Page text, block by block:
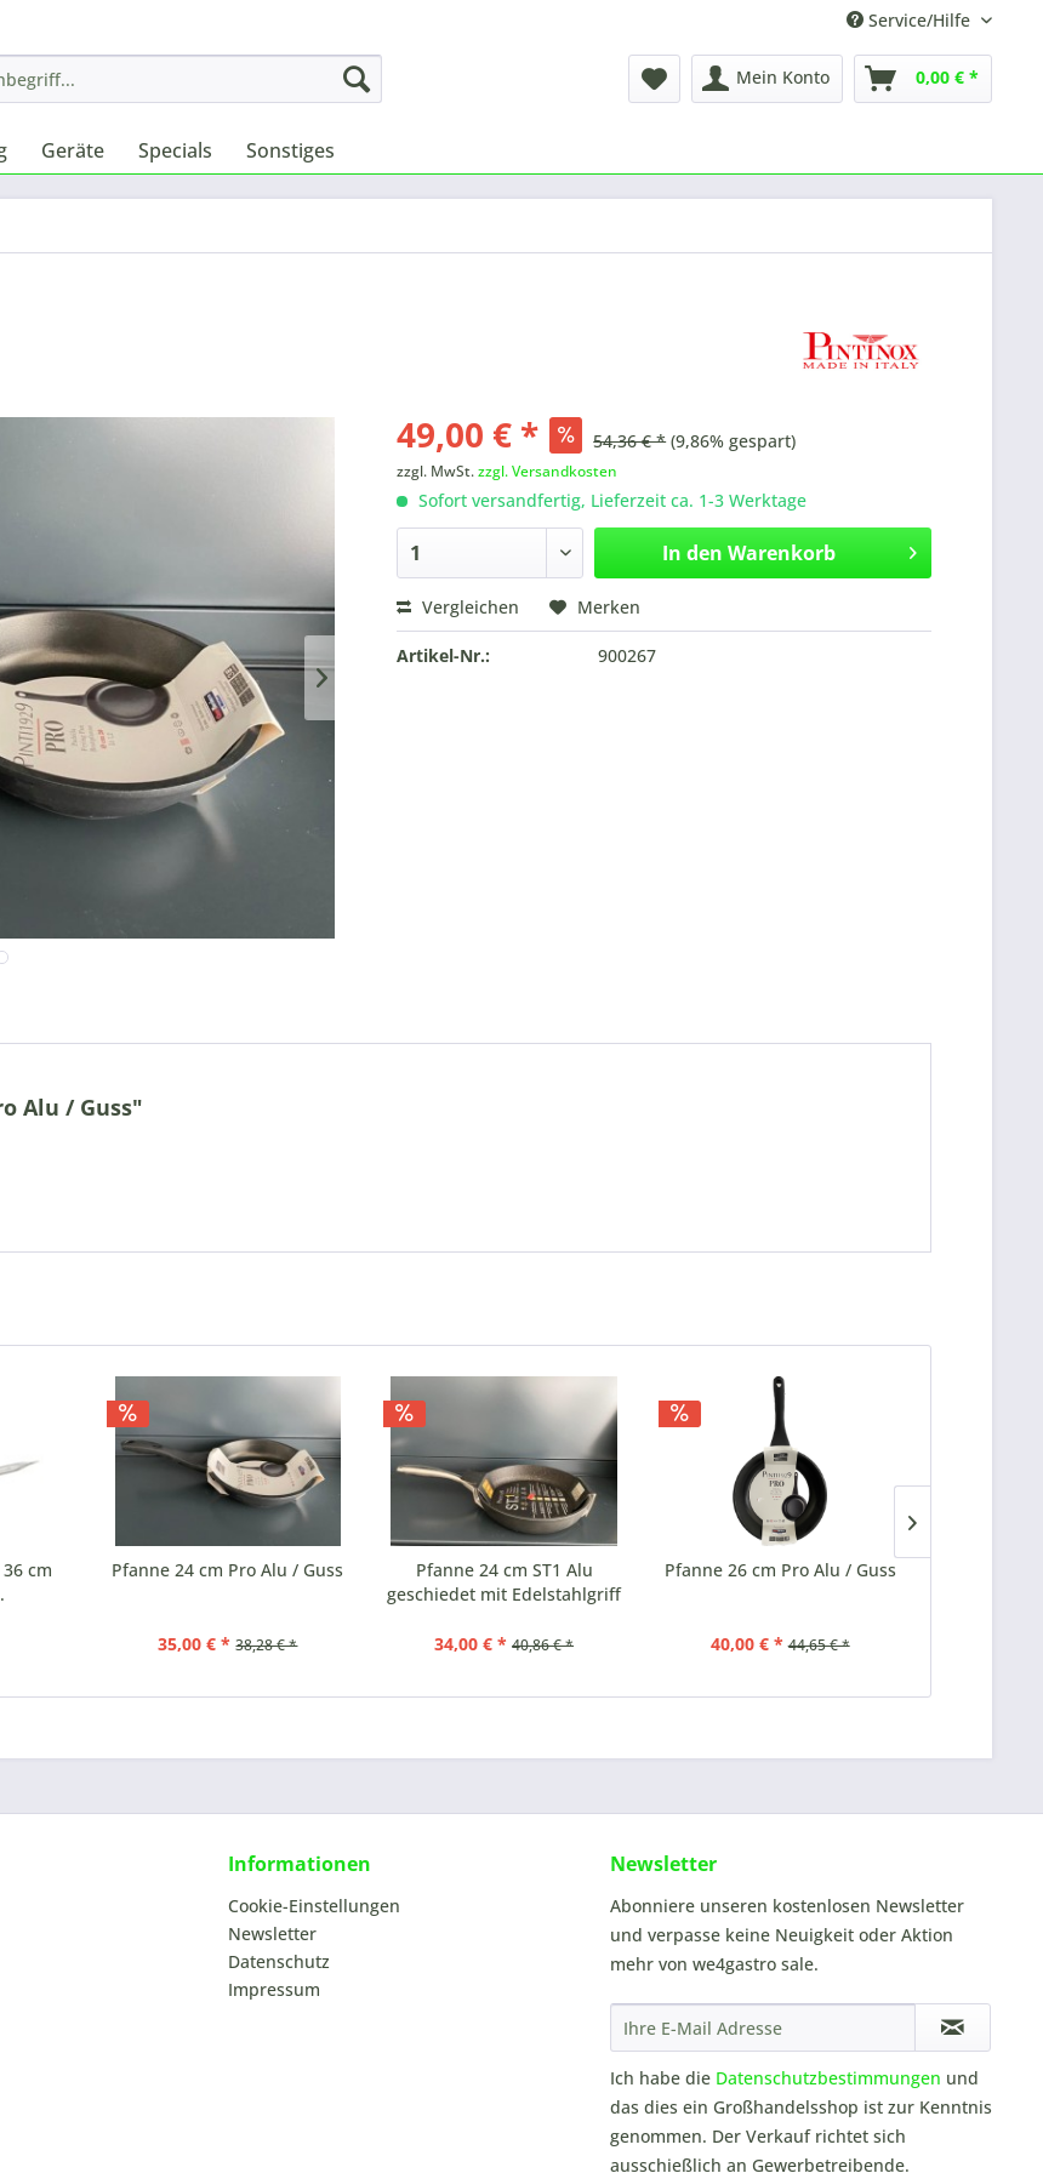
Service/Hilfe
Mein Konto 0,00 € *
Geräte Specials Sonstiges
49,00 € * 54,36 € * (9,86% gespart)
zzgl. MwSt.zzgl. Versandkosten
Sofort versandfertig, Lieferzeit ca. 1-3 Werktage
In den Warenkorb
Vergleichen Merken
Artikel-Nr.: 900267
Alu / Guss"
cm
Pfanne 24 cm Pro Alu / Guss
35,00 € * 38,28 € *
Pfanne 24 cm ST1 Alu
geschiedet mit Edelstahlgriff
34,00 € * 40,86 € *
Pfanne 26 cm Pro Alu / Guss
40,00 € * 44,65 € *
Informationen
Cookie-Einstellungen
Newsletter
Datenschutz
Impressum
Newsletter
Abonniere unseren kostenlosen Newsletter
und verpasse keine Neuigkeit oder Aktion
mehr von we4gastro sale.
Ich habe die Datenschutzbestimmungen und
das dies ein Großhandelsshop ist zur Kenntnis
genommen. Der Verkauf richtet sich
ausschießlich an Gewerbetreibende.